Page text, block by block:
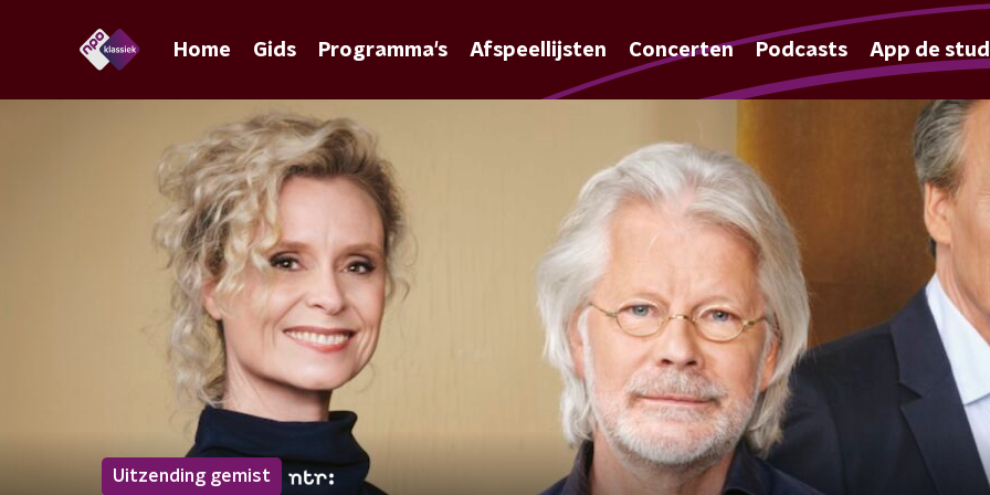
Home Gids Programma's Afspeellijsten Concerten Podcasts App de
Uitzending gemist